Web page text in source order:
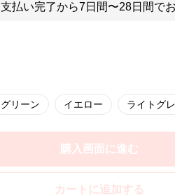
支払い完了から7日間〜28日間で
グリーン イエロー ライトグ
購入画面に進む
カートに追加する